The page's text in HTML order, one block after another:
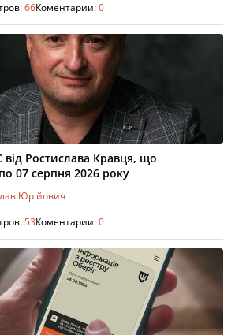
66Коментарии:0
Ростислава Кравця, що
07 серпня 2026 року
Юрійович
53Коментарии:0